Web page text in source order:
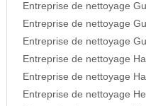
Entreprise de nettoyage
Entreprise de nettoyage
Entreprise de nettoyage
Entreprise de nettoyage
Entreprise de nettoyage
Entreprise de nettoyage